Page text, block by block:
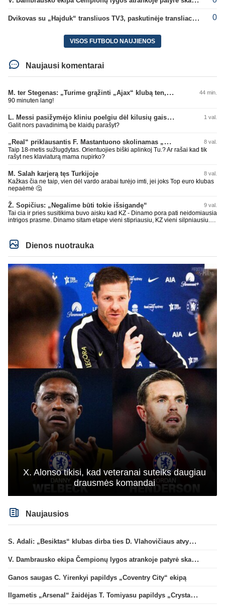
Dvikovas su „Hajduk“ transliuos TV3, paskutinėje transliacijoje – nauji rekordai 0
VISOS FUTBOLO NAUJIENOS
Naujausi komentarai
M. ter Stegenas: „Turime grąžinti „Ajax“ klubą ten, kur jam priklauso“ 44 min.
90 minuten lang!
L. Messi pasižymėjo kliniu poelgiu dėl kilusių gaisrų Madride 1 val.
Galit nors pavadinimą be klaidų parašyt?
„Real“ priklausantis F. Mastantuono skolinamas „Fiorentina“ ekipai 8 val.
Taip 18-metis sužlugdytas. Orientuojies biški aplinkoj Tu.? Ar rašai kad tik
rašyt nes klaviaturą mama nupirko?
M. Salah karjerą tęs Turkijoje 8 val.
Kažkas čia ne taip, vien dėl vardo arabai turėjo imti, jei joks Top euro klubas
nepaėmė 🤔
Ž. Sopičius: „Negalime būti tokie išsigandę“ 9 val.
Tai cia ir pries susitikima buvo aisku kad KZ - Dinamo pora pati neidomiausia
intrigos prasme. Dinamo sitam etape vieni stipriausiu, KZ vieni silpniausiu.
Dienos nuotrauka
X. Alonso tikisi, kad veteranai suteiks daugiau
drausmės komandai
Naujausios
S. Adali: „Besiktas“ klubas dirba ties D. Vlahovičiaus atvykimu“
V. Dambrausko ekipa Čempionų lygos atrankoje patyrė skaudžią nesėkmę
Ganos saugas C. Yirenkyi papildys „Coventry City“ ekipą
Ilgametis „Arsenal“ žaidėjas T. Tomiyasu papildys „Crystal Palace“ ekipą